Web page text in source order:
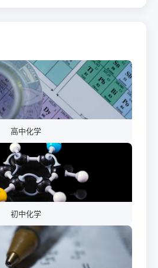
高中化学
初中化学